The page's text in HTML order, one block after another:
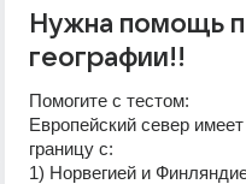
Нужна помощь
географии!!
Помогите с тестом:
Европейский север
границу с:
1) Норвегией и